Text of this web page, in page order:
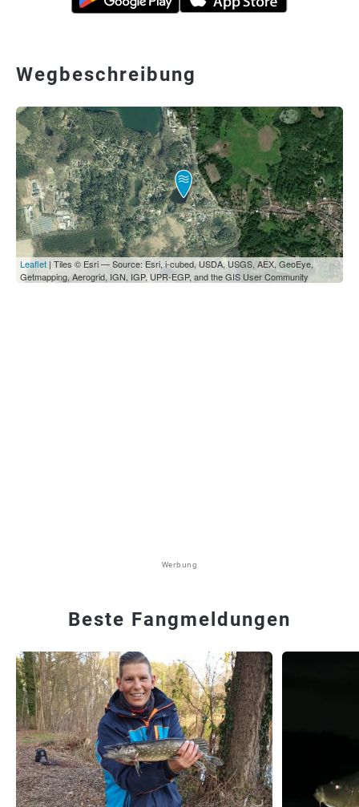
Wegbeschreibung
Leaflet | Tiles © Esri — Source: Esri, i-cubed, USDA, USGS, AEX, GeoEye,
Getmapping, Aerogrid, IGN, IGP, UPR-EGP, and the GIS User Community
Werbung
Beste Fangmeldungen